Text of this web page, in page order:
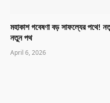
মহাকাশ গবেষণা বড় সাফল্যের পথে!
নতুন পথ
April 6, 2026